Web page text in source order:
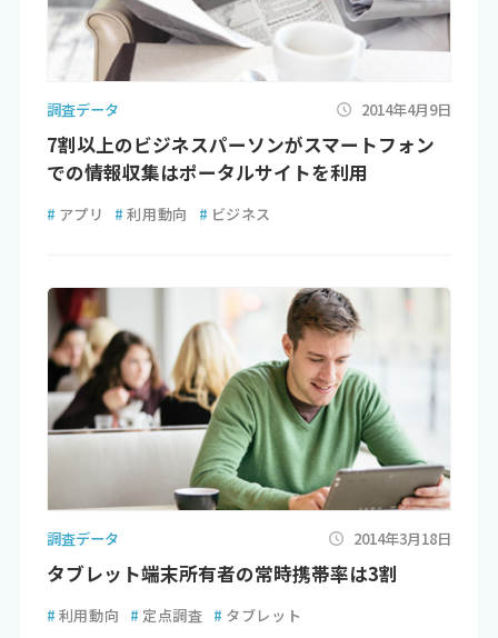
調査データ 2014年4月9日
7割以上のビジネスパーソンがスマートフォン
での情報収集はポータルサイトを利用
# アプリ # 利用動向 # ビジネス
調査データ 2014年3月18日
タブレット端末所有者の常時携帯率は3割
# 利用動向 # 定点調査 # タブレット